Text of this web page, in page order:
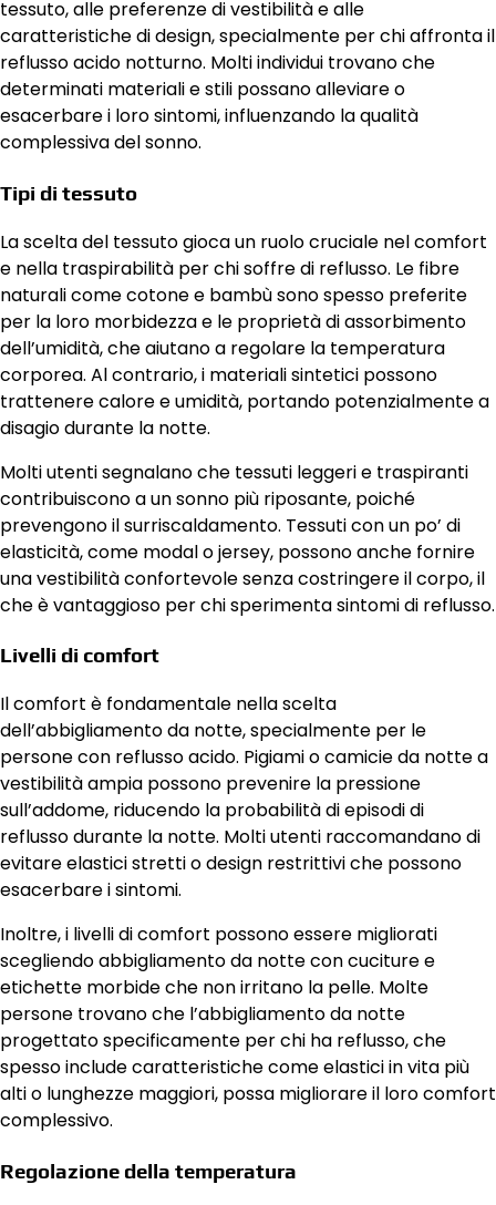
tessuto, alle preferenze di vestibilità e alle
caratteristiche di design, specialmente per chi affronta il
reflusso acido notturno. Molti individui trovano che
determinati materiali e stili possano alleviare o
esacerbare i loro sintomi, influenzando la qualità
complessiva del sonno.
Tipi di tessuto
La scelta del tessuto gioca un ruolo cruciale nel comfort
e nella traspirabilità per chi soffre di reflusso. Le fibre
naturali come cotone e bambù sono spesso preferite
per la loro morbidezza e le proprietà di assorbimento
dell’umidità, che aiutano a regolare la temperatura
corporea. Al contrario, i materiali sintetici possono
trattenere calore e umidità, portando potenzialmente a
disagio durante la notte.
Molti utenti segnalano che tessuti leggeri e traspiranti
contribuiscono a un sonno più riposante, poiché
prevengono il surriscaldamento. Tessuti con un po’ di
elasticità, come modal o jersey, possono anche fornire
una vestibilità confortevole senza costringere il corpo, il
che è vantaggioso per chi sperimenta sintomi di reflusso.
Livelli di comfort
Il comfort è fondamentale nella scelta
dell’abbigliamento da notte, specialmente per le
persone con reflusso acido. Pigiami o camicie da notte a
vestibilità ampia possono prevenire la pressione
sull’addome, riducendo la probabilità di episodi di
reflusso durante la notte. Molti utenti raccomandano di
evitare elastici stretti o design restrittivi che possono
esacerbare i sintomi.
Inoltre, i livelli di comfort possono essere migliorati
scegliendo abbigliamento da notte con cuciture e
etichette morbide che non irritano la pelle. Molte
persone trovano che l’abbigliamento da notte
progettato specificamente per chi ha reflusso, che
spesso include caratteristiche come elastici in vita più
alti o lunghezze maggiori, possa migliorare il loro comfort
complessivo.
Regolazione della temperatura